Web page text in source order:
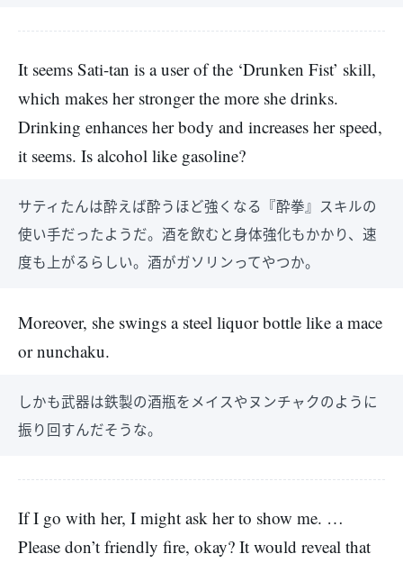
It seems Sati-tan is a user of the ‘Drunken Fist’ skill,
which makes her stronger the more she drinks.
Drinking enhances her body and increases her speed,
it seems. Is alcohol like gasoline?
サティたんは酔えば酔うほど強くなる『酔拳』スキルの
使い手だったようだ。酒を飲むと身体強化もかかり、速
度も上がるらしい。酒がガソリンってやつか。
Moreover, she swings a steel liquor bottle like a mace
or nunchaku.
しかも武器は鉄製の酒瓶をメイスやヌンチャクのように
振り回すんだそうな。
If I go with her, I might ask her to show me. …
Please don’t friendly fire, okay? It would reveal that